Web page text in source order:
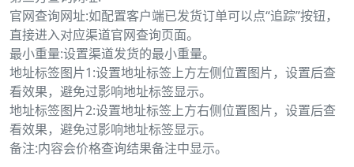
官网查询网址:如配置客户端已发货订单可以点“追踪”按钮，
直接进入对应渠道官网查询页面。
最小重量:设置渠道发货的最小重量。
地址标签图片1:设置地址标签上方左侧位置图片，设置后查
看效果，避免过影响地址标签显示。
地址标签图片2:设置地址标签上方右侧位置图片，设置后查
看效果，避免过影响地址标签显示。
备注:内容会价格查询结果备注中显示。